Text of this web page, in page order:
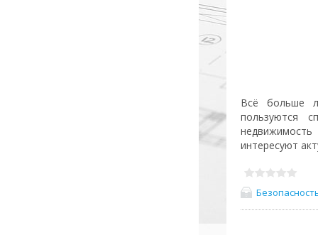
Всё больше
пользуются
интересуют